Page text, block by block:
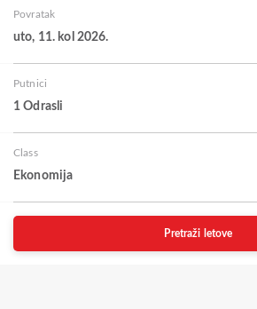
Povratak
uto, 11. kol 2026.
Putnici
1 Odrasli
Class
Ekonomija
Pretraži letove